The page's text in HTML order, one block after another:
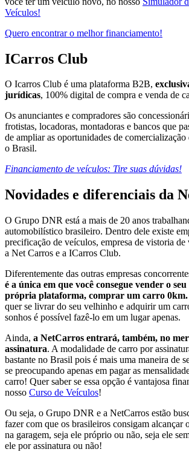
Veículos!
Quero encontrar o melhor financiamento!
ICarros Club
O Icarros Club é uma plataforma B2B,
jurídicas, 100% digital de compra e venda de
Os anunciantes e compradores são
frotistas, locadoras, montadoras e bancos que
de ampliar as oportunidades de
o Brasil.
Financiamento de veículos: Tire suas dúvidas!
Novidades e diferenciais da
O Grupo DNR está a mais de 20 anos
automobilístico brasileiro. Dentro dele existe
precificação de veículos, empresa de vistoria de
a Net Carros e a ICarros Club.
Diferentemente das outras empresas
é a única em que você consegue vender o
própria plataforma, comprar um carro 0km.
quer se livrar do seu velhinho e adquirir um
sonhos é possível fazê-lo em um lugar apenas.
Ainda, a NetCarros entrará, também, no
assinatura. A modalidade de carro por
bastante no Brasil pois é mais uma maneira de
se preocupando apenas em pagar as
carro! Quer saber se essa opção é vantajosa
nosso Curso de Veículos!
Ou seja, o Grupo DNR e a NetCarros estão
fazer com que os brasileiros consigam alcançar
na garagem, seja ele próprio ou não, seja ele
ele por assinatura ou não!